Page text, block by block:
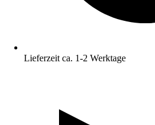
Lieferzeit ca. 1-2 Werktage